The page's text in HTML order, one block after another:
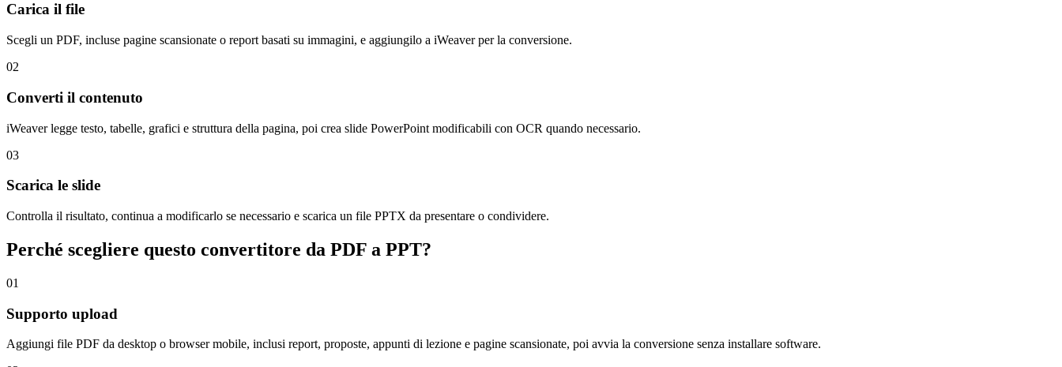
Carica il file
Scegli un PDF, incluse pagine scansionate o report basati su immagini, e aggiungilo a iWeaver per la conversione.
02
Converti il contenuto
iWeaver legge testo, tabelle, grafici e struttura della pagina, poi crea slide PowerPoint modificabili con OCR quando necessario.
03
Scarica le slide
Controlla il risultato, continua a modificarlo se necessario e scarica un file PPTX da presentare o condividere.
Perché scegliere questo convertitore da PDF a PPT?
01
Supporto upload
Aggiungi file PDF da desktop o browser mobile, inclusi report, proposte, appunti di lezione e pagine scansionate, poi avvia la conversione senza installare software.